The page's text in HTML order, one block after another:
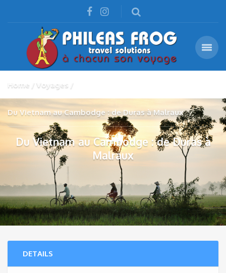
Home Voyages
Du Vietnam au Cambodge : de Duras à Malraux
Du Vietnam au Cambodge : de Duras à
Malraux
DETAILS